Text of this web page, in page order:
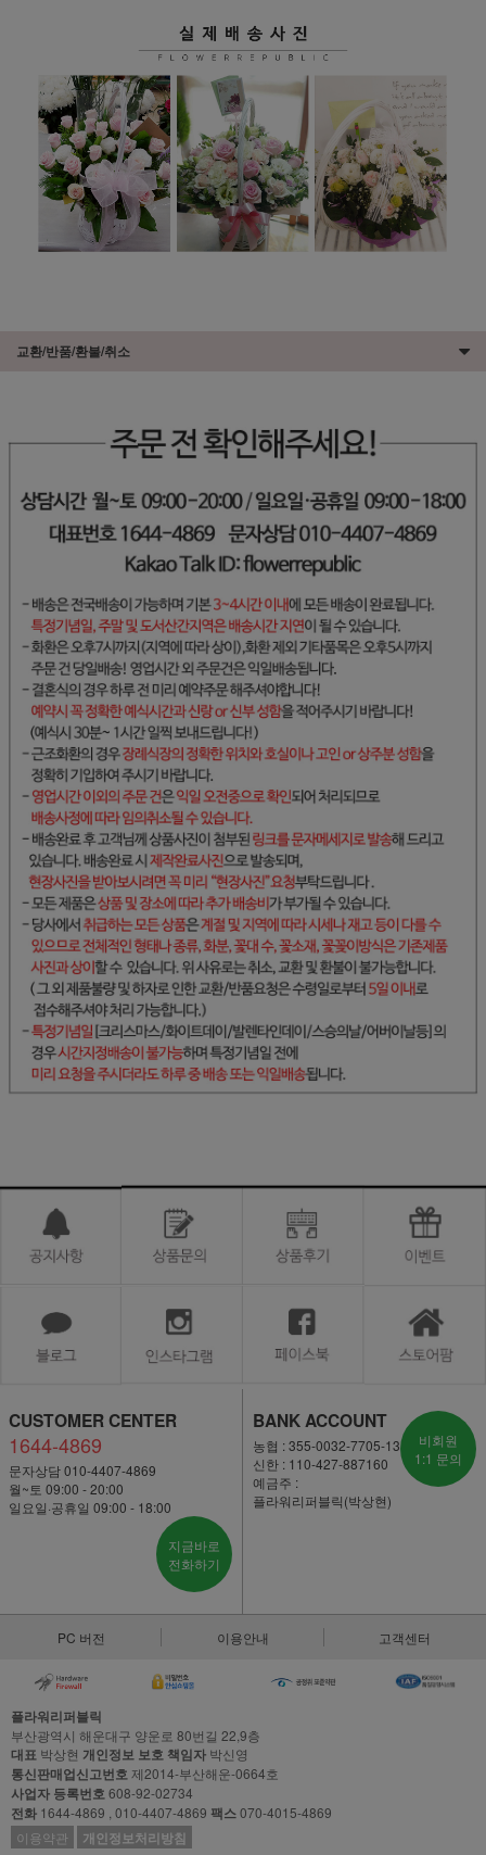
교환/반품/환불/취소
CUSTOMER CENTER
1644-4869
문자상담 010-4407-4869
월~토 09:00 - 20:00
일요일·공휴일 09:00 - 18:00
지금바로
전화하기
BANK ACCOUNT
농협 : 355-0032-7705-13
신한 : 110-427-887160
예금주 :
플라워리퍼블릭(박상현)
비회원
1:1 문의
PC 버전 이용안내 고객센터
플라워리퍼블릭
부산광역시 해운대구 양운로 80번길 22,9층
대표 박상현 개인정보 보호 책임자 박신영
통신판매업신고번호제2014-부산해운-0664호
사업자 등록번호608-92-02734
전화 1644-4869 , 010-4407-4869 팩스070-4015-4869
이용약관
개인정보처리방침